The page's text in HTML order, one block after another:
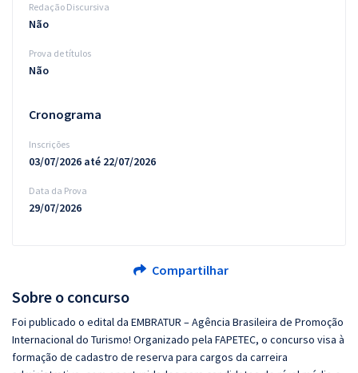
Sobre o concurso
Foi publicado o edital da EMBRATUR – Agência Brasileira de Promoção
Internacional do Turismo! Organizado pela FAPETEC, o concurso visa à
formação de cadastro de reserva para cargos da carreira
Redação Discursiva
Não
Prova de títulos
Não
Cronograma
Inscrições
03/07/2026 até 22/07/2026
Data da Prova
29/07/2026
Compartilhar